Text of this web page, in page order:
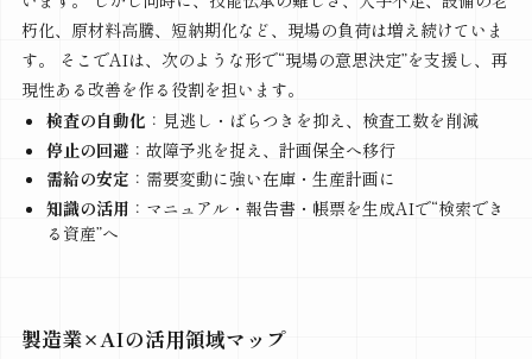
朽化、原材料高騰、短納期化など、現場の負荷は増え続けていま
す。 そこでAIは、次のような形で“現場の意思決定”を支援し、再
現性ある改善を作る役割を担います。
検査の自動化 ：見逃し・ばらつきを抑え、検査工数を削減
停止の回避 ：故障予兆を捉え、計画保全へ移行
需給の安定 ：需要変動に強い在庫・生産計画に
知識の活用 ：マニュアル・報告書・帳票を生成AIで“検索でき
る資産”へ
製造業×AIの活用領域マップ